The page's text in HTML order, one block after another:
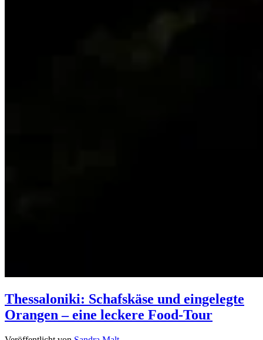
Thessaloniki: Schafskäse und eingelegte
Orangen – eine leckere Food-Tour